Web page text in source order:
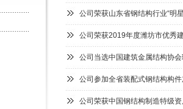
公司荣获山东省钢结构行业“明
公司荣获2019年度潍坊市优秀
公司当选中国建筑金属结构协
公司参加全省装配式钢结构构
公司荣获中国钢结构制造特级